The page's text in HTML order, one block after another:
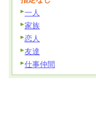
一人
家族
恋人
友達
仕事仲間